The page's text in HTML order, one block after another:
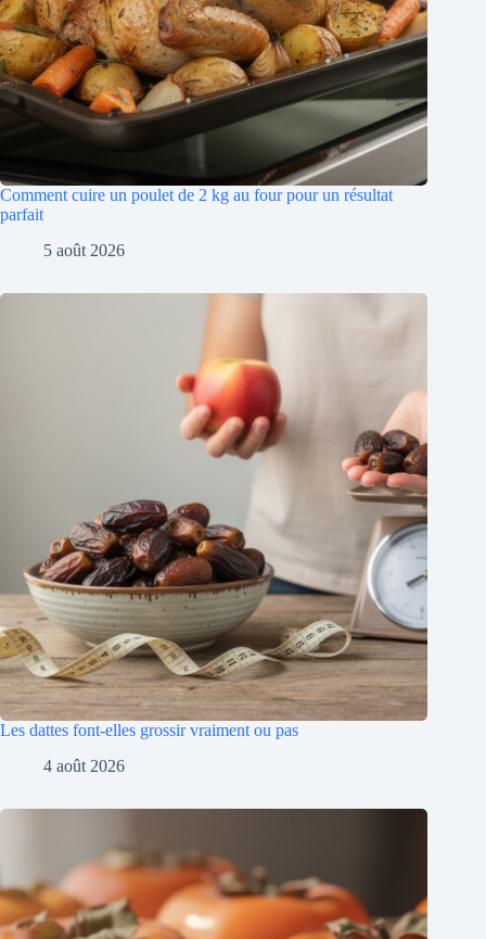
Comment cuire un poulet de 2 kg au four pour un résultat
parfait
5 août 2026
Les dattes font-elles grossir vraiment ou pas
4 août 2026